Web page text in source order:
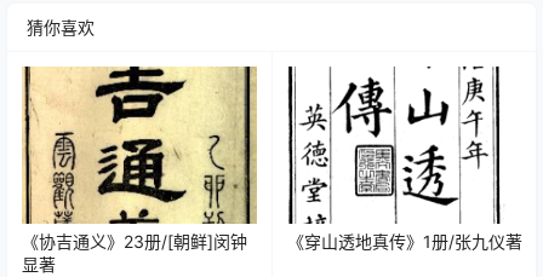
猜你喜欢
《协吉通义》23册/[朝鲜]闵钟
显著
《穿山透地真传》1册/张九仪著